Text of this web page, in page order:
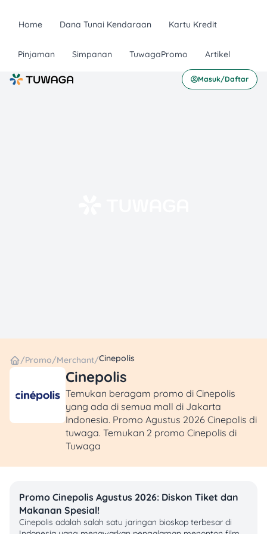
Home Dana Tunai Kendaraan Kartu Kredit
Pinjaman Simpanan TuwagaPromo Artikel
Masuk/Daftar
/Promo/Merchant/Cinepolis
Cinepolis
Temukan beragam promo di Cinepolis
yang ada di semua mall di Jakarta
Indonesia. Promo Agustus 2026 Cinepolis di
tuwaga. Temukan 2 promo Cinepolis di
Tuwaga
Promo Cinepolis Agustus 2026: Diskon Tiket dan
Makanan Spesial!
Cinepolis adalah salah satu jaringan bioskop terbesar di